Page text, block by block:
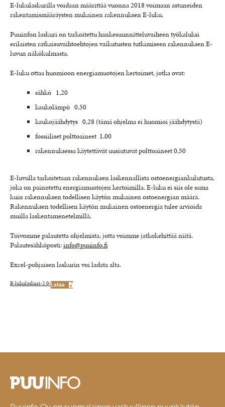
E-lukulaskurilla voidaan määrittää vuonna 2018 voimaan astuneiden
rakentamismääräysten mukainen rakennuksen E-luku.
Puuinfon laskuri on tarkoitettu hankesuunnitteluvaiheen työkaluksi
erilaisten ratkaisuvaihtoehtojen vaikutusten tutkimiseen rakennuksen E-
luvun näkökulmasta.
E-luku ottaa huomioon energiamuotojen kertoimet, jotka ovat:
sähkö 1,20
kaukolämpö 0,50
kaukojäähdytys 0,28 (tämä ohjelma ei huomioi jäähdytystä)
fossiiliset polttoaineet 1,00
rakennuksessa käytettävät uusiutuvat polttoaineet 0,50
E-luvulla tarkoitetaan rakennuksen laskennallista ostoenergiankulutusta,
joka on painotettu energiamuotojen kertoimilla. E-luku ei siis ole sama
kuin rakennuksen todellisen käytön mukainen ostoenergian määrä.
Rakennuksen todellisen käytön mukainen ostoenergia tulee arvioida
muilla laskentamenetelmillä.
Toivomme palautetta ohjelmista, jotta voimme jatkokehittää niitä.
Palautesähköposti:info@puuinfo.fi
Excel-pohjaisen laskurin voi ladata alta.
E-lukulaskuri-2.0-Lataa